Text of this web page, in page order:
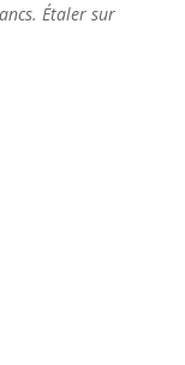
Étaler sur